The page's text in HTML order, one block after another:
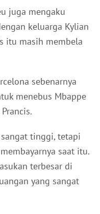
juga mengaku
keluarga Kylian
itu masih membela
sebenarnya
menebus Mbappe
tinggi, tetapi
saat itu.
terbesar di
yang sangat